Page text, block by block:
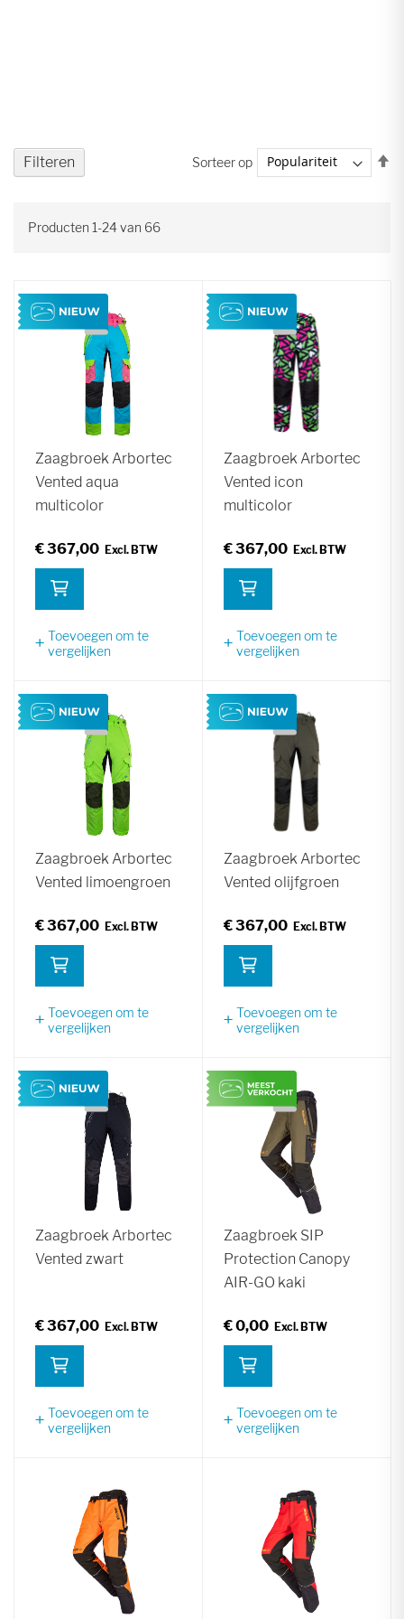
Producten 1-24van 66
Sorteer op
Zaagbroek Arbortec
Vented aqua
multicolor
€ 367,00
Toevoegen om te
vergelijken
Zaagbroek Arbortec
Vented icon
multicolor
€ 367,00
Toevoegen om te
vergelijken
Zaagbroek Arbortec
Vented limoengroen
€ 367,00
Toevoegen om te
vergelijken
Zaagbroek Arbortec
Vented olijfgroen
€ 367,00
Toevoegen om te
vergelijken
Zaagbroek Arbortec
Vented zwart
€ 367,00
Toevoegen om te
vergelijken
Zaagbroek SIP
Protection Canopy
AIR-GO kaki
€ 0,00
Toevoegen om te
vergelijken
Filteren